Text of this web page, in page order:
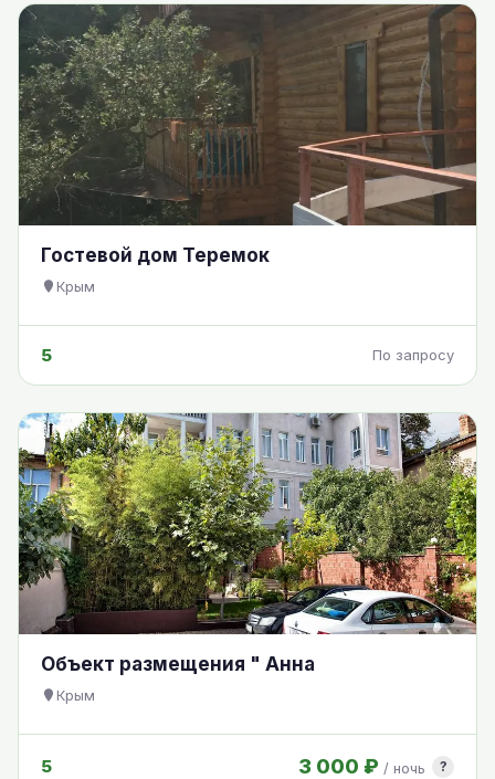
Гостевой дом Теремок
Крым
5 По запросу
Объект размещения " Анна
Крым
5 3 000 ₽ / ночь ?